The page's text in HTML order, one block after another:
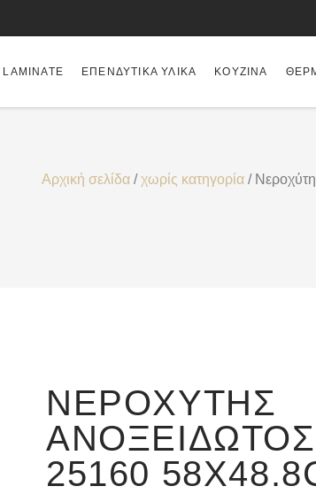
LAMINATE ΕΠΕΝΔΥΤΙΚΆ ΥΛΙΚΆ ΚΟΥΖΊΝΑ
Αρχική σελίδα /χωρίς κατηγορία /
ΝΕΡΟΧΎΤΗΣ
ΑΝΟΞΕΊΔΩΤΟΣ
25160